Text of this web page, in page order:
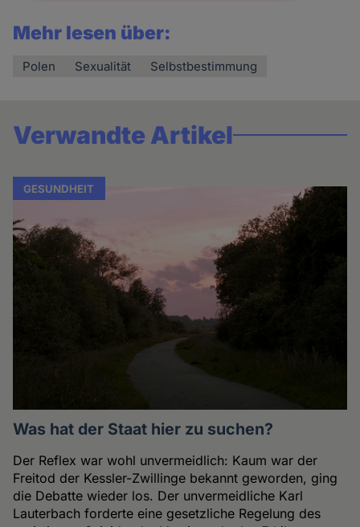
Mehr lesen über:
Polen Sexualität Selbstbestimmung
Verwandte Artikel
GESUNDHEIT
Was hat der Staat hier zu suchen?
Der Reflex war wohl unvermeidlich: Kaum war der
Freitod der Kessler-Zwillinge bekannt geworden, ging
die Debatte wieder los. Der unvermeidliche Karl
Lauterbach forderte eine gesetzliche Regelung des